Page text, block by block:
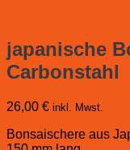
japanische
Carbonstahl
26,00 € inkl. Mwst.
Bonsaischere aus